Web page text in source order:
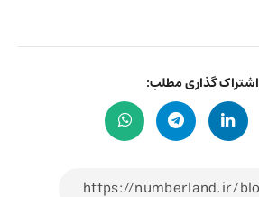
اشتراک گذاری مطلب: